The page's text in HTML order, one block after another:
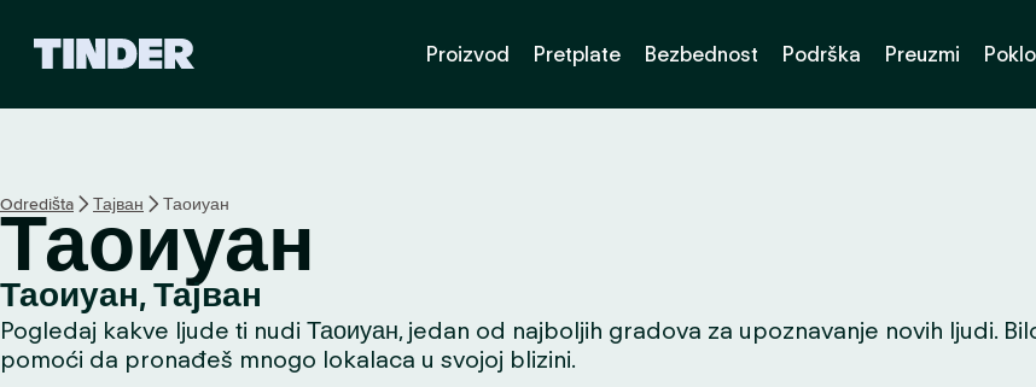
p
č
e
t
n
a
Proizvod Pretplate Bezbednost Podrška Preuzmi
Odredišta Тајван Таоиуан
Таоиуан
Таоиуан, Тајван
Pogledaj kakve ljude ti nudi Таоиуан, jedan od najboljih gradova za upoznavanje novih ljudi.
pomoći da pronađeš mnogo lokalaca u svojoj blizini.